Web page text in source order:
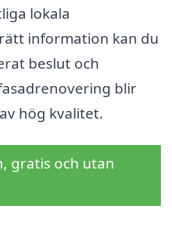
lokala
information kan du
beslut och
blir
hög kvalitet.
gratis och utan